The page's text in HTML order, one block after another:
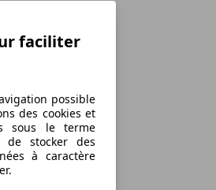
100km
faciliter
possible
des cookies et
sous le terme
stocker des
à caractère